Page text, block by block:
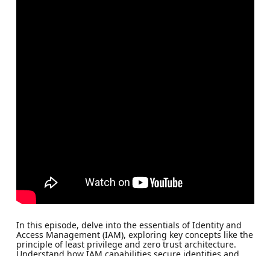
In this episode, delve into the essentials of Identity and
Access Management (IAM), exploring key concepts like the
principle of least privilege and zero trust architecture.
Understand how IAM capabilities secure identities and